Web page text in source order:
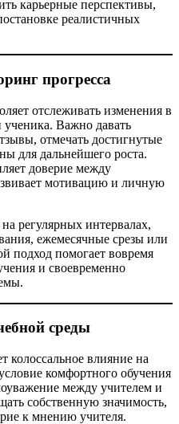
карьерные перспективы,
реалистичных
прогресса
отслеживать изменения в
ученика. Важно давать
отмечать достигнутые
для дальнейшего роста.
доверие между
мотивацию и личную
регулярных интервалах,
ежемесячные срезы или
подход помогает вовремя
и своевременно
среды
колоссальное влияние на
комфортного обучения
между учителем и
собственную значимость,
к мнению учителя.